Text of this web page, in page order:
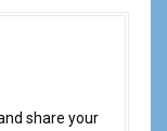
share your